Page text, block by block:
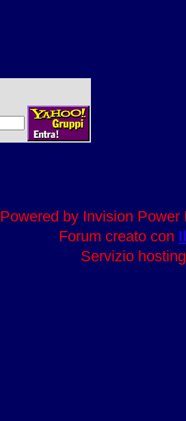
Powered by Invision
Forum creato con
Servizio